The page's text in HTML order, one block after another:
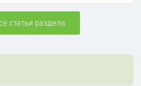
статьи раздела